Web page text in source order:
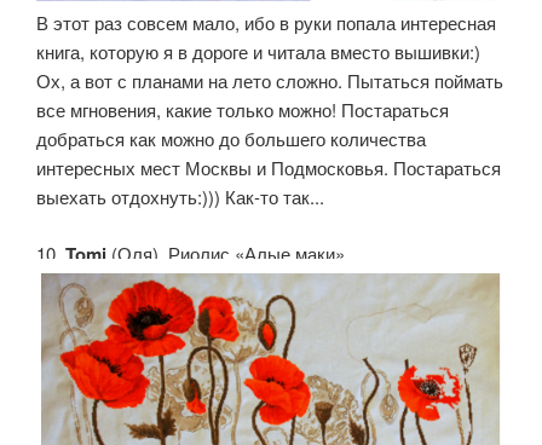
В этот раз совсем мало, ибо в руки попала интересная
книга, которую я в дороге и читала вместо вышивки:)
Ох, а вот с планами на лето сложно. Пытаться поймать
все мгновения, какие только можно! Постараться
добраться как можно до большего количества
интересных мест Москвы и Подмосковья. Постараться
выехать отдохнуть:))) Как-то так...
10. Tomi (Оля). Риолис «Алые маки»